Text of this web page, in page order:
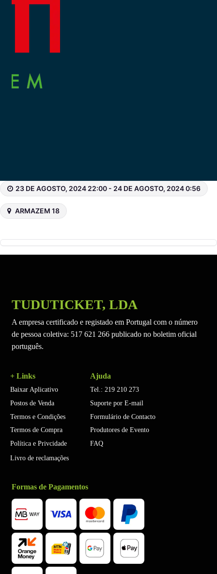
23 DE AGOSTO, 2024 22:00 - 24 DE AGOSTO, 2024 0:56
ARMAZEM 18
TUDUTICKET, LDA
A empresa certificado e registado em Portugal com o número
de pessoa coletiva: 517 621 266 publicado no boletim oficial
português.
+ Links
Baixar Aplicativo
Postos de Venda
Termos e Condições
Termos de Compra
Política e Privcidade
Livro de reclamações
Ajuda
Tel.: 219 210 273
Suporte por E-mail
Formulário de Contacto
Produtores de Evento
FAQ
Formas de Pagamentos